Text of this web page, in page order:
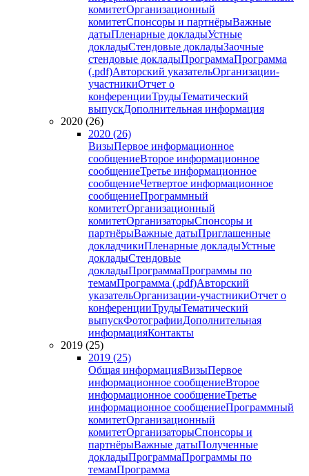
комитетОрганизационный
комитетСпонсоры и партнёрыВажные
датыПленарные докладыУстные
докладыСтендовые докладыЗаочные
стендовые докладыПрограммаПрограмма
(.pdf)Авторский указательОрганизации-
участникиОтчет о
конференцииТрудыТематический
выпускДополнительная информация
2020 (26)
2020 (26)
ВизыПервое информационное
сообщениеВторое информационное
сообщениеТретье информационное
сообщениеЧетвертое информационное
сообщениеПрограммный
комитетОрганизационный
комитетОрганизаторыСпонсоры и
партнёрыВажные датыПриглашенные
докладчикиПленарные докладыУстные
докладыСтендовые
докладыПрограммаПрограммы по
темамПрограмма (.pdf)Авторский
указательОрганизации-участникиОтчет о
конференцииТрудыТематический
выпускФотографииДополнительная
информацияКонтакты
2019 (25)
2019 (25)
Общая информацияВизыПервое
информационное сообщениеВторое
информационное сообщениеТретье
информационное сообщениеПрограммный
комитетОрганизационный
комитетОрганизаторыСпонсоры и
партнёрыВажные датыПолученные
докладыПрограммаПрограммы по
темамПрограмма